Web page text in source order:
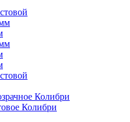
Колибри
Колибри